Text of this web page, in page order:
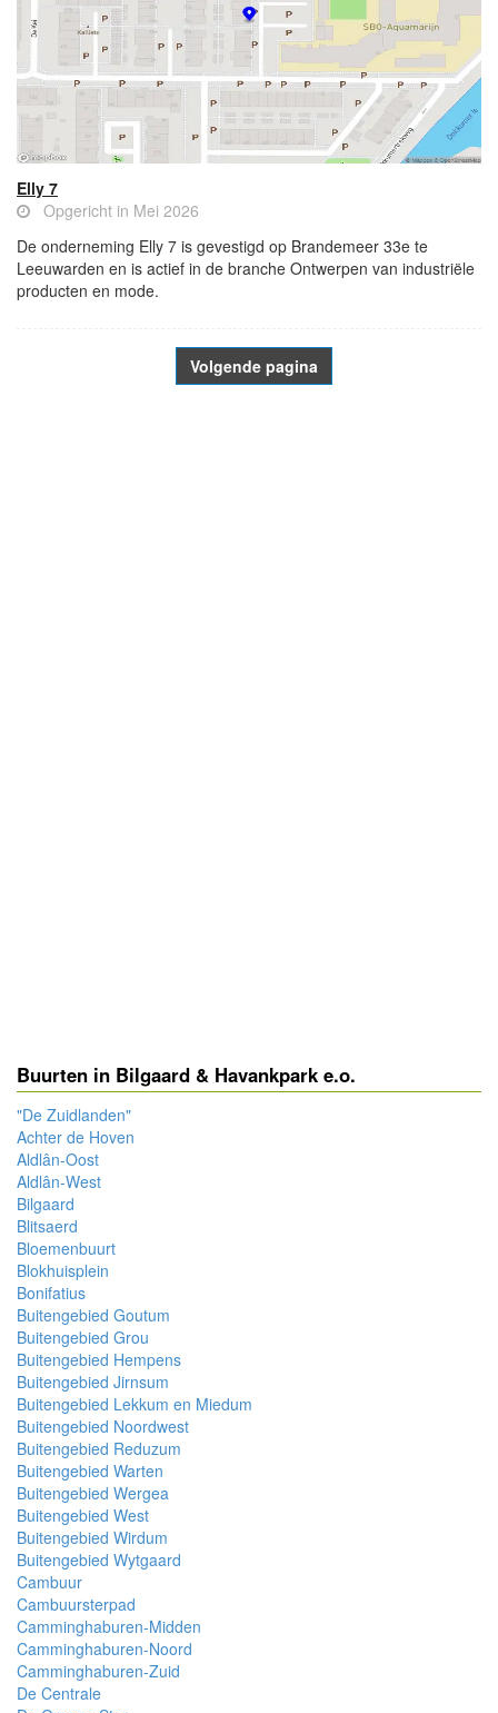
Elly 7
Opgericht in Mei 2026
De onderneming Elly 7 is gevestigd op Brandemeer 33e te
Leeuwarden en is actief in de branche Ontwerpen van industriële
producten en mode.
Volgende pagina
Buurten in Bilgaard & Havankpark e.o.
"De Zuidlanden"
Achter de Hoven
Aldlân-Oost
Aldlân-West
Bilgaard
Blitsaerd
Bloemenbuurt
Blokhuisplein
Bonifatius
Buitengebied Goutum
Buitengebied Grou
Buitengebied Hempens
Buitengebied Jirnsum
Buitengebied Lekkum en Miedum
Buitengebied Noordwest
Buitengebied Reduzum
Buitengebied Warten
Buitengebied Wergea
Buitengebied West
Buitengebied Wirdum
Buitengebied Wytgaard
Cambuur
Cambuursterpad
Camminghaburen-Midden
Camminghaburen-Noord
Camminghaburen-Zuid
De Centrale